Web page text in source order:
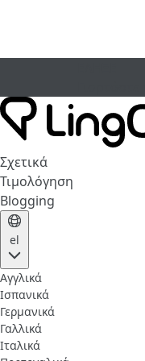
Σχετικά
Τιμολόγηση
Blogging
el
Αγγλικά
Ισπανικά
Γερμανικά
Γαλλικά
Ιταλικά